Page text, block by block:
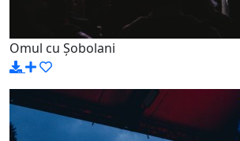
Omul cu Șobolani